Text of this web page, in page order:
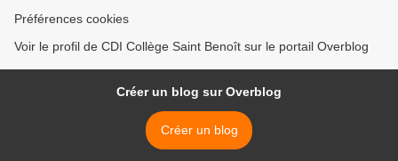
Préférences cookies
Voir le profil de CDI Collège Saint Benoît sur le portail Overblog
Créer un blog sur Overblog
Créer un blog